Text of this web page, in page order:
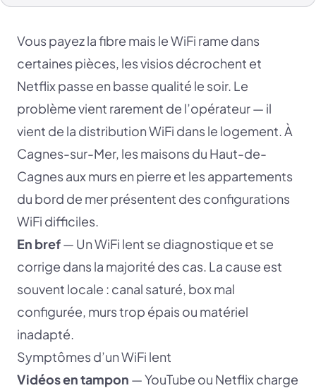
Vous payez la fibre mais le WiFi rame dans
certaines pièces, les visios décrochent et
Netflix passe en basse qualité le soir. Le
problème vient rarement de l’opérateur — il
vient de la distribution WiFi dans le logement. À
Cagnes-sur-Mer, les maisons du Haut-de-
Cagnes aux murs en pierre et les appartements
du bord de mer présentent des configurations
WiFi difficiles.
En bref— Un WiFi lent se diagnostique et se
corrige dans la majorité des cas. La cause est
souvent locale : canal saturé, box mal
configurée, murs trop épais ou matériel
inadapté.
Symptômes d’un WiFi lent
Vidéos en tampon — YouTube ou Netflix charge